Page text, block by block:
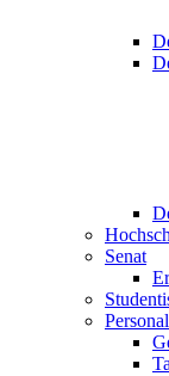
Senat